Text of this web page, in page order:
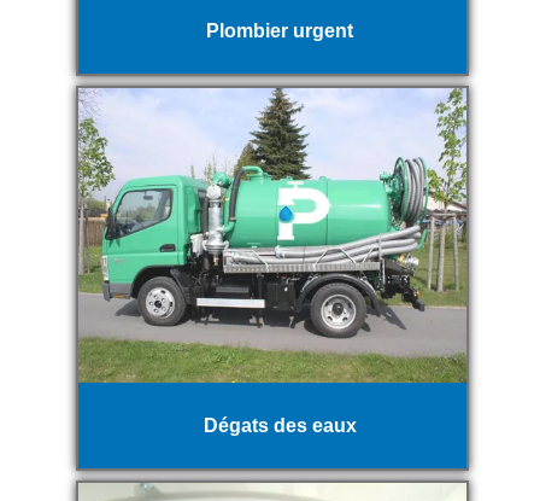
Plombier urgent
Dégats des eaux